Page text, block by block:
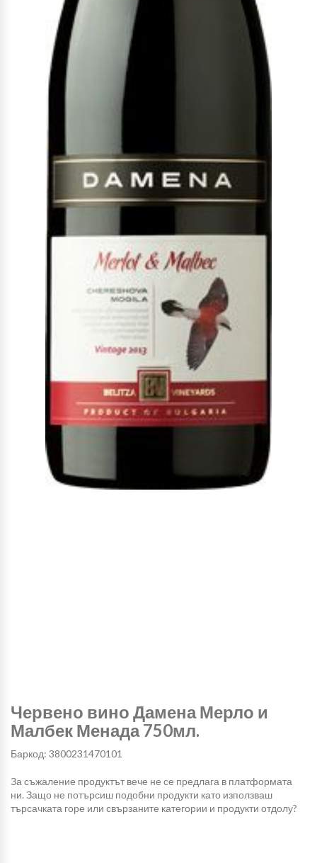
Червено вино Дамена Мерло и
Малбек Менада 750мл.
Баркод: 3800231470101
За съжаление продуктът вече не се предлага в платформата
ни. Защо не потърсиш подобни продукти като използваш
търсачката горе или свързаните категории и продукти отдолу?